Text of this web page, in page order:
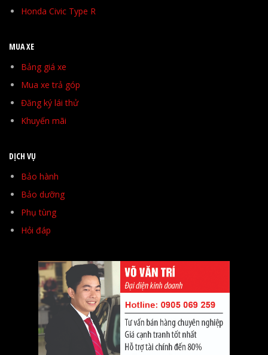
Honda Civic Type R
MUA XE
Bảng giá xe
Mua xe trả góp
Đăng ký lái thử
Khuyến mãi
DỊCH VỤ
Bảo hành
Bảo dưỡng
Phụ tùng
Hỏi đáp